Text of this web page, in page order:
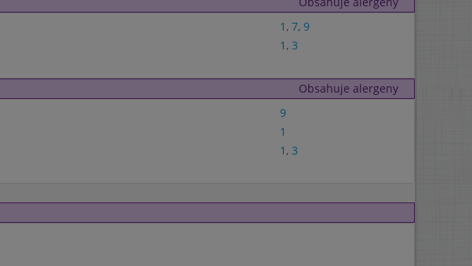
1 , 7, 9
1 , 3
Obsahuje alergeny
9
1
1 , 3